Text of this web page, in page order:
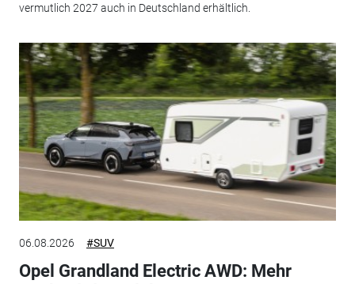
vermutlich 2027 auch in Deutschland erhältlich.
06.08.2026 #SUV
Opel Grandland Electric AWD: Mehr